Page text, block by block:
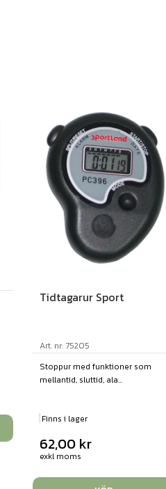
Tidtagarur Sport
Art. nr: 75205
Stoppur med funktioner som
mellantid, sluttid, ala...
Finns i lager
62,00 kr
exkl moms